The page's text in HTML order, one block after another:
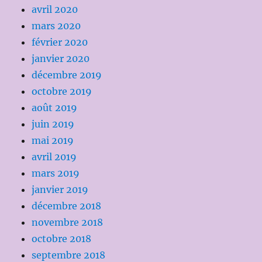
avril 2020
mars 2020
février 2020
janvier 2020
décembre 2019
octobre 2019
août 2019
juin 2019
mai 2019
avril 2019
mars 2019
janvier 2019
décembre 2018
novembre 2018
octobre 2018
septembre 2018